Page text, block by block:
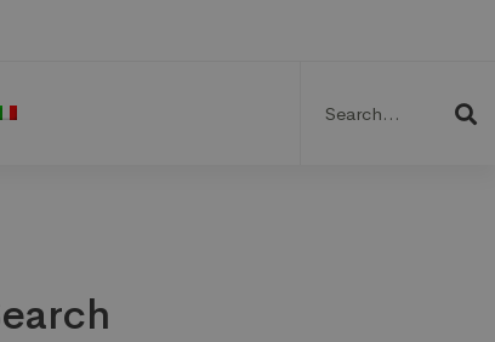
for: